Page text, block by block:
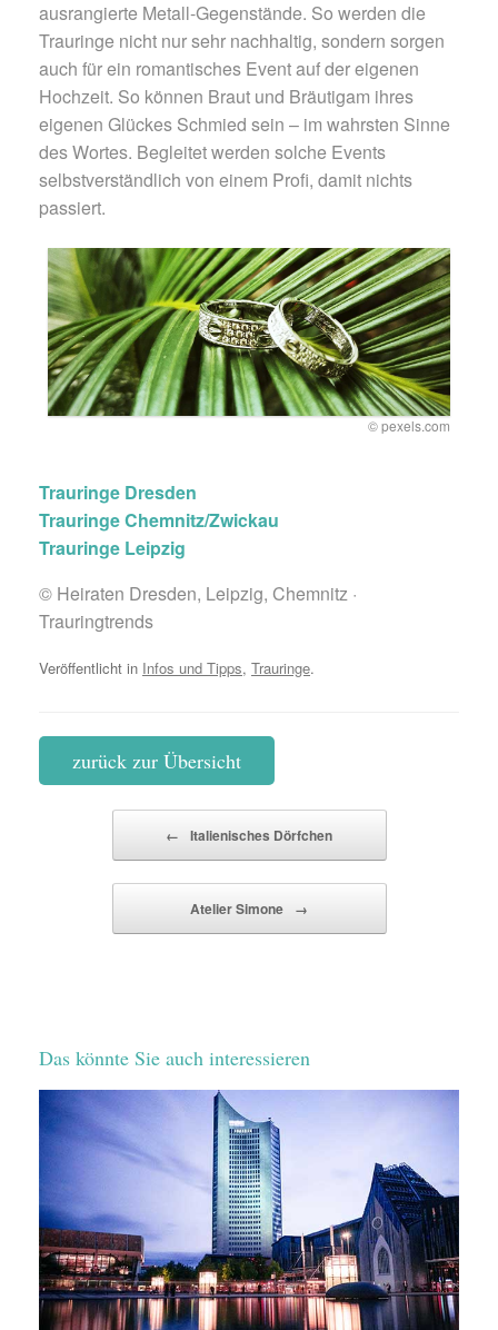
ausrangierte Metall-Gegenstände. So werden die
Trauringe nicht nur sehr nachhaltig, sondern sorgen
auch für ein romantisches Event auf der eigenen
Hochzeit. So können Braut und Bräutigam ihres
eigenen Glückes Schmied sein – im wahrsten Sinne
des Wortes. Begleitet werden solche Events
selbstverständlich von einem Profi, damit nichts
passiert.
© pexels.com
Trauringe Dresden
Trauringe Chemnitz/Zwickau
Trauringe Leipzig
© Heiraten Dresden, Leipzig, Chemnitz ·
Trauringtrends
Veröffentlicht in Infos und Tipps, Trauringe.
zurück zur Übersicht
← Italienisches Dörfchen
Atelier Simone →
Das könnte Sie auch interessieren